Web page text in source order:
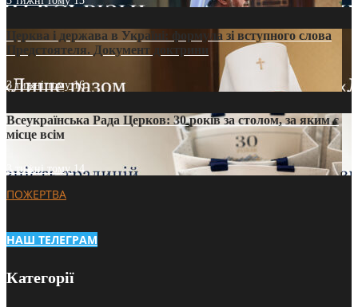
Церква і держава в Україні: формула зі вступного слова
Предстоятеля. Документ доктрини
3 тижні тому16
Всеукраїнська Рада Церков: 30 років за столом, за яким є
місце всім
3 тижні тому14
ПОЖЕРТВА
НАШ ТЕЛЕГРАМ
Категорії